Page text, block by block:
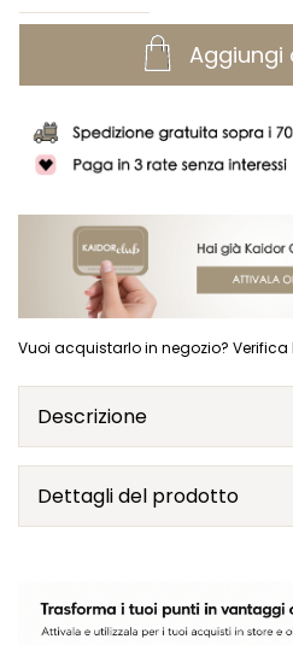
Aggiungi
Vuoi acquistarlo in negozio?
Descrizione
Dettagli del prodotto